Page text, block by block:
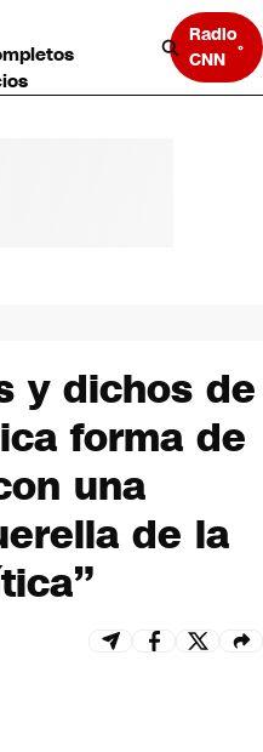
Radio
CNN
y dichos de
forma de
una
de la